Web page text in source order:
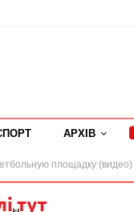
АРХІВ
площадку (видео)